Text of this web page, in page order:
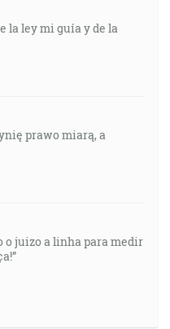
la ley mi guía y de la
prawo miarą, a
o juizo a linha para medir